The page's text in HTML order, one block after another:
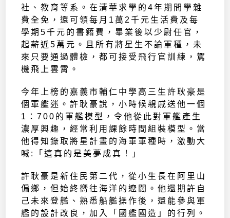
社、教育等系。在清華求學的4年期間學雜
費全免，還可領每月1萬2千元生活費及每
學期5千元的書籍費，畢業後以少尉任官，
起薪近5萬元。且所有將星生不論軍種，未
來只要通過體檢，都可接受飛行官訓練，駕
機飛上雲霄。
今年上榜的嘉義市輔仁中學高三生許耿豪是
個軍艦迷。許耿豪說，小時候親戚送他一個
1：700的軍艦模型，令他從此對軍艦產生
濃厚興趣，經常利用課餘時間組裝模型。當
他得知錄取將星計畫的海軍軍種時，激動大
喊:「這真的是美夢成真！」
許耿豪是新住民第二代，從小生長在阿里山
偏鄉，但始終嚮往海洋的遼闊。他還期許自
己未來登艦、熟悉船艦操作後，還能參與軍
艦的設計改良，加入「國艦國造」的行列。